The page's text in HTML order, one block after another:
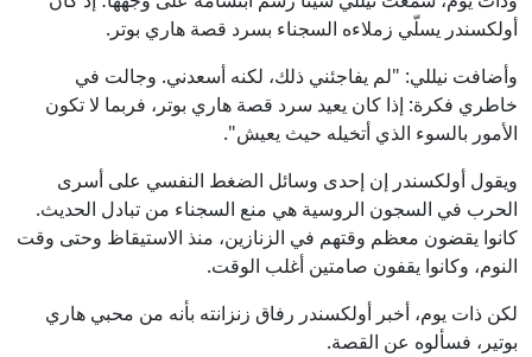
أولكسندر يسلّي زملاءه السجناء بسرد قصة هاري بوتر.
وأضافت نيللي: "لم يفاجئني ذلك، لكنه أسعدني. وجالت في
خاطري فكرة: إذا كان يعيد سرد قصة هاري بوتر، فربما لا تكون
الأمور بالسوء الذي أتخيله حيث يعيش".
ويقول أولكسندر إن إحدى وسائل الضغط النفسي على أسرى
الحرب في السجون الروسية هي منع السجناء من تبادل الحديث.
كانوا يقضون معظم وقتهم في الزنازين، منذ الاستيقاظ وحتى وقت
النوم، وكانوا يقفون صامتين أغلب الوقت.
لكن ذات يوم، أخبر أولكسندر رفاق زنزانته بأنه من محبي هاري
بوتير، فسألوه عن القصة.